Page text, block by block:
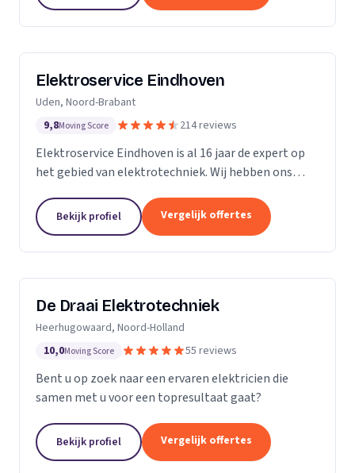
Elektroservice Eindhoven
Uden, Noord-Brabant
9,8Moving Score 214 reviews
Elektroservice Eindhoven is al 16 jaar de expert op
het gebied van elektrotechniek. Wij hebben ons
meterkasten. Wij komen altijd langs om passend
advies...
Bekijk profiel Vergelijk offertes
De Draai Elektrotechniek
Heerhugowaard, Noord-Holland
10,0Moving Score 55 reviews
Bent u op zoek naar een ervaren elektricien die
samen met u voor een topresultaat gaat?
Bekijk profiel Vergelijk offertes